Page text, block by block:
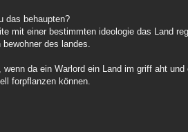
das behaupten?
mit einer bestimmten ideologie das Land
bewohner des landes.
wenn da ein Warlord ein Land im griff aht
forpflanzen können.